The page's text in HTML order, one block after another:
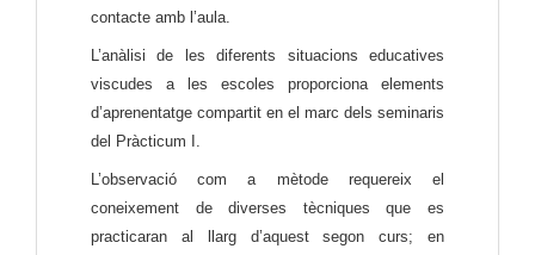
contacte amb l’aula.
L’anàlisi de les diferents situacions educatives
viscudes a les escoles proporciona elements
d’aprenentatge compartit en el marc dels seminaris
del Pràcticum I.
L’observació com a mètode requereix el
coneixement de diverses tècniques que es
practicaran al llarg d’aquest segon curs; en